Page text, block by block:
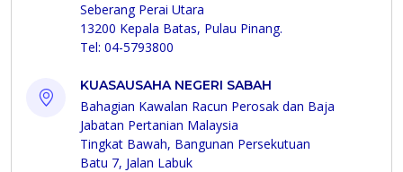
Seberang Perai Utara
13200 Kepala Batas, Pulau Pinang.
Tel: 04-5793800
KUASAUSAHA NEGERI SABAH
Bahagian Kawalan Racun Perosak dan Baja
Jabatan Pertanian Malaysia
Tingkat Bawah, Bangunan Persekutuan
Batu 7, Jalan Labuk